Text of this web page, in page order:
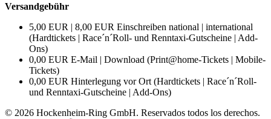
Versandgebühr
5,00 EUR | 8,00 EUR Einschreiben national | international
(Hardtickets | Race´n´Roll- und Renntaxi-Gutscheine | Add-
Ons)
0,00 EUR E-Mail | Download (Print@home-Tickets | Mobile-
Tickets)
0,00 EUR Hinterlegung vor Ort (Hardtickets | Race´n´Roll-
und Renntaxi-Gutscheine | Add-Ons)
© 2026 Hockenheim-Ring GmbH. Reservados todos los derechos.